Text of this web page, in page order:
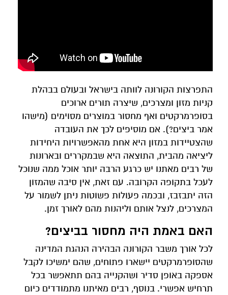
התפרצות הקורונה לוותה בישראל ובעולם בבהלת
קניות מזון ומצרכים, שיצרה תורים ארוכים
בסופרמרקטים ואף מחסור במוצרים מסוימים (מישהו
אמר ביצים?). אם מוסיפים לכך את העובדה
שהצטיידות במזון היא אחת מהאפשרויות היחידות
ליציאה מהבית, התוצאה היא שבמקררים ובארונות
של רבים מאתנו יש כרגע הרבה יותר אוכל ממה שנוכל
לעכל בתקופה הקרובה. עם זאת, אין סיבה שהמזון
הזה יתבזבז, ובכמה פעולות פשוטות ניתן לשמור על
המצרכים, לנצל אותם וליהנות מהם לאורך זמן.
האם באמת היה מחסור בביצים?
לכל אורך משבר הקורונה הבהירה הנהגת המדינה
שהסופרמרקטים יישארו פתוחים, שהם ימשיכו לקבל
אספקה באופן סדיר ושהקנייה בהם תתאפשר בכל
תרחיש אפשרי. בנוסף, רבים מאיתנו מתמודדים כיום